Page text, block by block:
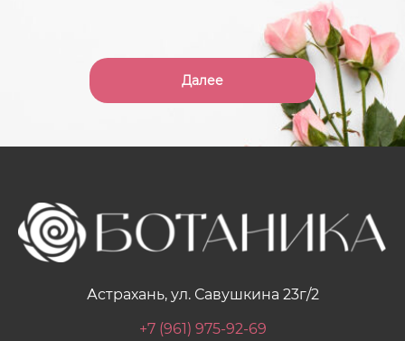
Далее
Астрахань, ул. Савушкина 23г/2
+7 (961) 975-92-69